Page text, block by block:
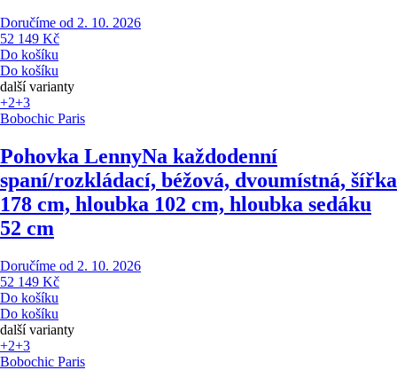
Doručíme od 2. 10. 2026
52 149 Kč
Do košíku
Do košíku
další varianty
+2+3
Bobochic Paris
Pohovka LennyNa každodenní
spaní/rozkládací, béžová, dvoumístná, šířka
178 cm, hloubka 102 cm, hloubka sedáku
52 cm
Doručíme od 2. 10. 2026
52 149 Kč
Do košíku
Do košíku
další varianty
+2+3
Bobochic Paris